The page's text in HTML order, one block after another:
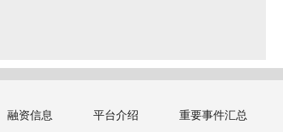
融资信息 平台介绍 重要事件汇总